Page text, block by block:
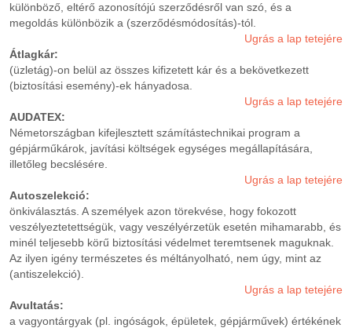
különböző, eltérő azonosítójú szerződésről van szó, és a
megoldás különbözik a (szerződésmódosítás)-tól.
Ugrás a lap tetejére
Átlagkár:
(üzletág)-on belül az összes kifizetett kár és a bekövetkezett
(biztosítási esemény)-ek hányadosa.
Ugrás a lap tetejére
AUDATEX:
Németországban kifejlesztett számítástechnikai program a
gépjárműkárok, javítási költségek egységes megállapítására,
illetőleg becslésére.
Ugrás a lap tetejére
Autoszelekció:
önkiválasztás. A személyek azon törekvése, hogy fokozott
veszélyeztetettségük, vagy veszélyérzetük esetén mihamarabb, és
minél teljesebb körű biztosítási védelmet teremtsenek maguknak.
Az ilyen igény természetes és méltányolható, nem úgy, mint az
(antiszelekció).
Ugrás a lap tetejére
Avultatás:
a vagyontárgyak (pl. ingóságok, épületek, gépjárművek) értékének